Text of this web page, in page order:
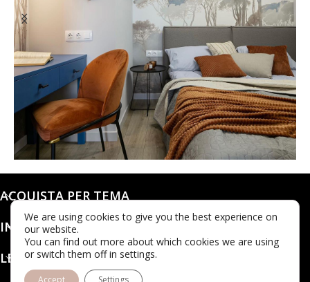
@dashaleo_
ACQUISTA PER TEMA
INFO
LEGALE
We are using cookies to give you the best experience on
our website.
You can find out more about which cookies we are using
or switch them off in settings.
Accept Settings